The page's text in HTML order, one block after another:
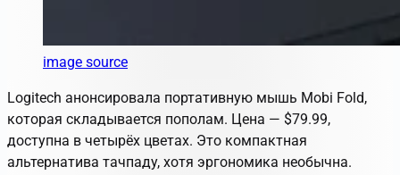
image source
Logitech анонсировала портативную мышь Mobi Fold,
которая складывается пополам. Цена — $79.99,
доступна в четырёх цветах. Это компактная
альтернатива тачпаду, хотя эргономика необычна.